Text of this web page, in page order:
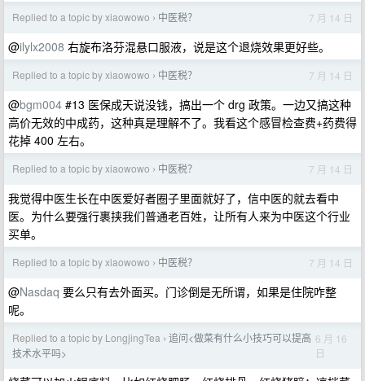
Replied to a topic by xiaowowo › 中医税？ 7 月 14 日
@ilylx2008 右旋布洛芬混悬口服液，说是这个退烧效果更好些。
Replied to a topic by xiaowowo › 中医税？ 7 月 14 日
@bgm004 #13 医保成天说没钱，搞出一个 drg 政策。一边又搞这种
高价无效的中成药，这种真是理解不了。我看这个感冒检查费+药费得
花掉 400 左右。
Replied to a topic by xiaowowo › 中医税？ 7 月 14 日
我觉得中医生长在中医爱好者圈子里面就好了，信中医的就去看中
医。为什么要强行裹挟我们普通老百姓，让所有人来为中医这个行业
买单。
Replied to a topic by xiaowowo › 中医税？ 7 月 14 日
@Nasdaq 要么只有去外面买。门诊倒是无所谓，如果是住院咋整
呢。
Replied to a topic by LongjingTea › 追问<做菜有什么小技巧可以提高
技术水平吗>
6 月 16
日